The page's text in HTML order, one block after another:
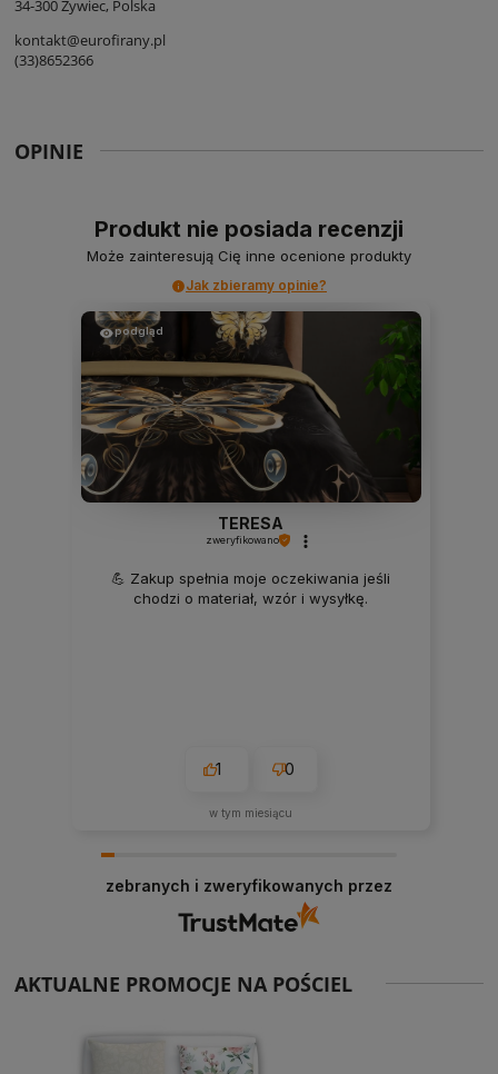
34-300 Żywiec, Polska
kontakt@eurofirany.pl
(33)8652366
OPINIE
Produkt nie posiada recenzji
Może zainteresują Cię inne ocenione produkty
Jak zbieramy opinie?
podgląd
TERESA
zweryfikowano
💪 Zakup spełnia moje oczekiwania jeśli
chodzi o materiał, wzór i wysyłkę.
1 0
w tym miesiącu
zebranych i zweryfikowanych przez
AKTUALNE PROMOCJE NA POŚCIEL